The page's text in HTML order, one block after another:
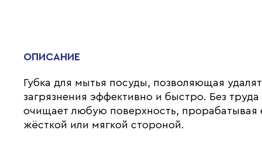
ОПИСАНИЕ
Губка для мытья посуды, позволяющая
загрязнения эффективно и быстро. Без труда
очищает любую поверхность, прорабатывая
жёсткой или мягкой стороной.